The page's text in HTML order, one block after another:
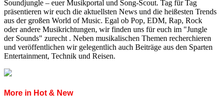
Soundjungle – euer Musikportal und Song-Scout. Tag für Tag
präsentieren wir euch die aktuellsten News und die heißesten Trends
aus der großen World of Music. Egal ob Pop, EDM, Rap, Rock
oder andere Musikrichtungen, wir finden uns für euch im "Jungle
der Sounds" zurecht . Neben musikalischen Themen recherchieren
und veröffentlichen wir gelegentlich auch Beiträge aus den Sparten
Entertainment, Technik und Reisen.
More in Hot & New